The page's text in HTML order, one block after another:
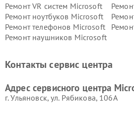
Ремонт VR систем Microsoft
Ремонт ноутбуков Microsoft
Ремонт телефонов Microsoft
Ремонт наушников Microsoft
Контакты сервис центра
Адрес сервисного центра
г. Ульяновск, ул. Рябикова, 106А